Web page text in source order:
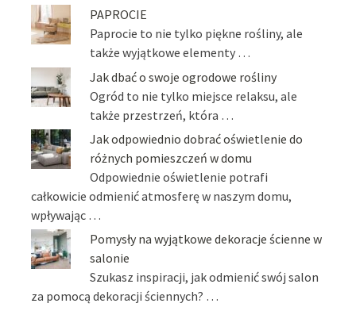
PAPROCIE
Paprocie to nie tylko piękne rośliny, ale
także wyjątkowe elementy …
Jak dbać o swoje ogrodowe rośliny
Ogród to nie tylko miejsce relaksu, ale
także przestrzeń, która …
Jak odpowiednio dobrać oświetlenie do
różnych pomieszczeń w domu
Odpowiednie oświetlenie potrafi
całkowicie odmienić atmosferę w naszym domu,
wpływając …
Pomysły na wyjątkowe dekoracje ścienne w
salonie
Szukasz inspiracji, jak odmienić swój salon
za pomocą dekoracji ściennych? …